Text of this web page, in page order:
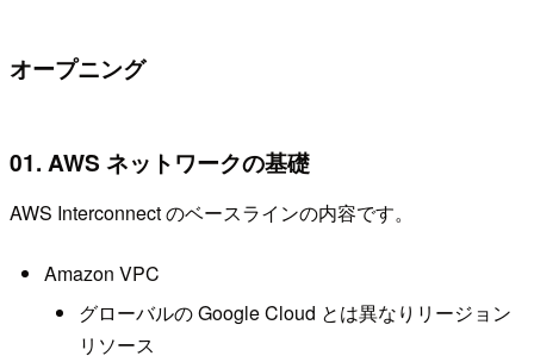
オープニング
01. AWS ネットワークの基礎
AWS Interconnect のベースラインの内容です。
Amazon VPC
グローバルの Google Cloud とは異なりリージョン
リソース